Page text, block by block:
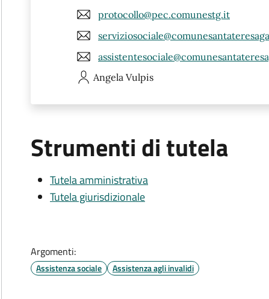
protocollo@pec.comunestg.it
Angela Vulpis
Strumenti di tutela
Tutela amministrativa
Tutela giurisdizionale
Argomenti:
Assistenza sociale Assistenza agli invalidi